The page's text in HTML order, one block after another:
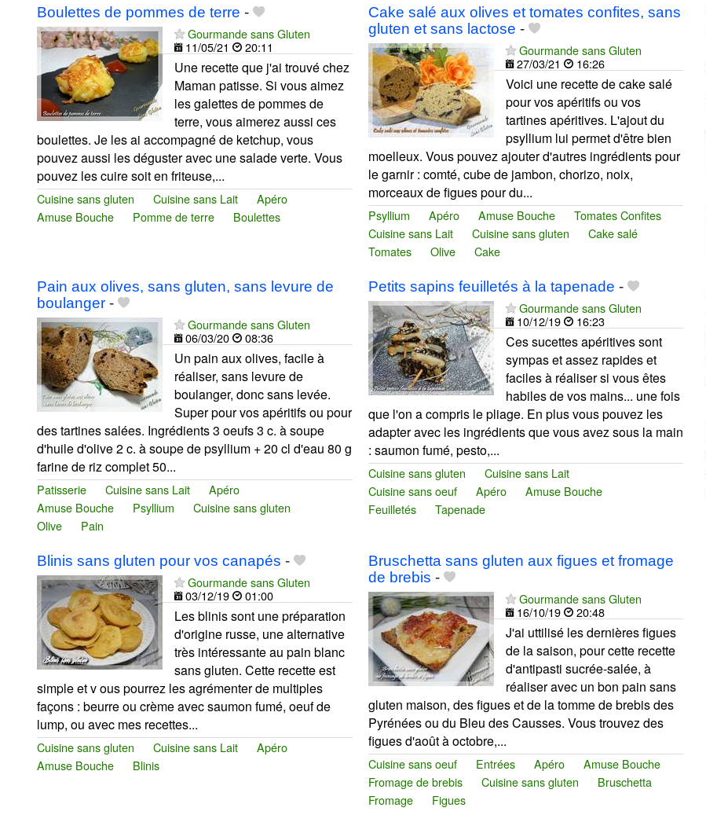
Boulettes de pommes de terre -
Gourmande sans Gluten
11/05/21
20:11
Une recette que j'ai trouvé chez
Maman patisse. Si vous aimez
les galettes de pommes de
terre, vous aimerez aussi ces
boulettes. Je les ai accompagné de ketchup, vous
pouvez aussi les déguster avec une salade verte. Vous
pouvez les cuire soit en friteuse,...
Cuisine sans gluten Cuisine sans Lait
Apéro
Amuse Bouche
Pomme de terre Boulettes
Cake salé aux olives et tomates confites, sans
gluten et sans lactose -
Gourmande sans Gluten
27/03/21
16:26
Voici une recette de cake salé
pour vos apéritifs ou vos
tartines apéritives. L'ajout du
psyllium lui permet d'être bien
moelleux. Vous pouvez ajouter d'autres ingrédients pour
le garnir : comté, cube de jambon, chorizo, noix,
morceaux de figues pour du...
Psyllium Apéro Amuse Bouche
Tomates Confites
Cuisine sans Lait
Cuisine sans gluten
Cake salé
Tomates
Olive Cake
Pain aux olives, sans gluten, sans levure de
boulanger -
Gourmande sans Gluten
06/03/20
08:36
Un pain aux olives, facile à
réaliser, sans levure de
boulanger, donc sans levée.
Super pour vos apéritifs ou pour
des tartines salées. Ingrédients 3 oeufs 3 c. à soupe
d'huile d'olive 2 c. à soupe de psyllium + 20 cl d'eau 80 g
farine de riz complet 50...
Patisserie Cuisine sans Lait
Apéro
Amuse Bouche
Psyllium
Cuisine sans gluten
Olive
Pain
Petits sapins feuilletés à la tapenade -
Gourmande sans Gluten
10/12/19
16:23
Ces sucettes apéritives sont
sympas et assez rapides et
faciles à réaliser si vous êtes
habiles de vos mains... une fois
que l'on a compris le pliage. En plus vous pouvez les
adapter avec les ingrédients que vous avez sous la main
: saumon fumé, pesto,...
Cuisine sans gluten
Cuisine sans Lait
Cuisine sans oeuf
Apéro
Amuse Bouche
Feuilletés
Tapenade
Blinis sans gluten pour vos canapés -
Gourmande sans Gluten
03/12/19
01:00
Les blinis sont une préparation
d'origine russe, une alternative
très intéressante au pain blanc
sans gluten. Cette recette est
simple et v ous pourrez les agrémenter de multiples
façons : beurre ou crème avec saumon fumé, oeuf de
lump, ou avec mes recettes...
Cuisine sans gluten Cuisine sans Lait
Apéro
Amuse Bouche
Blinis
Bruschetta sans gluten aux figues et fromage
de brebis -
Gourmande sans Gluten
16/10/19
20:48
J'ai uttilisé les dernières figues
de la saison, pour cette recette
d'antipasti sucrée-salée, à
réaliser avec un bon pain sans
gluten maison, des figues et de la tomme de brebis des
Pyrénées ou du Bleu des Causses. Vous trouvez des
figues d'août à octobre,...
Cuisine sans oeuf Entrées Apéro
Amuse Bouche
Fromage de brebis
Cuisine sans gluten
Bruschetta
Fromage
Figues